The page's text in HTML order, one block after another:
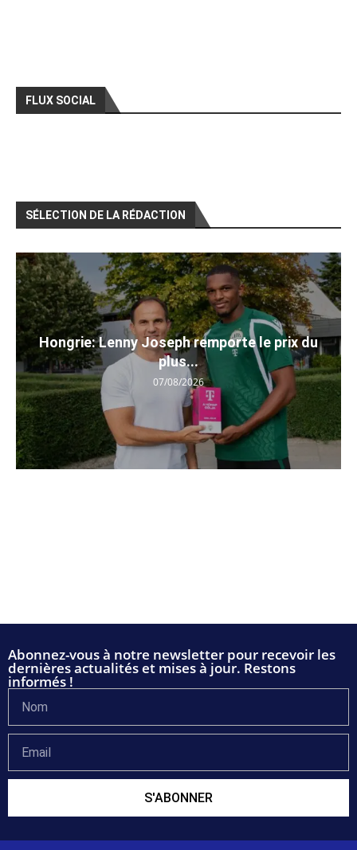
FLUX SOCIAL
SÉLECTION DE LA RÉDACTION
Hongrie: Lenny Joseph remporte le prix du
plus...
07/08/2026
Abonnez-vous à notre newsletter pour recevoir les
dernières actualités et mises à jour. Restons
informés !
S'ABONNER